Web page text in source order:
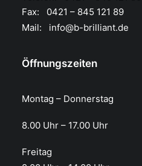
Fax: 0421 – 845 121 89
Mail: info@b-brilliant.de
Öffnungszeiten
Montag – Donnerstag
8.00 Uhr – 17.00 Uhr​
Freitag